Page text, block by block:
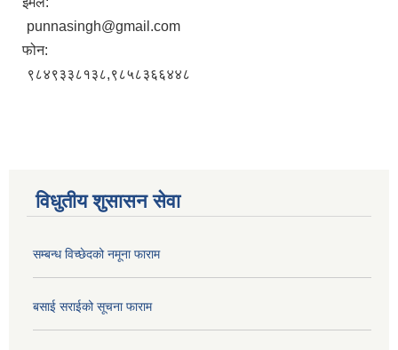
punnasingh@gmail.com
फोन:
९८४९३३८१३८,९८५८३६६४४८
विधुतीय शुसासन सेवा
सम्बन्ध विच्छेदको नमूना फाराम
बसाई सराईको सूचना फाराम